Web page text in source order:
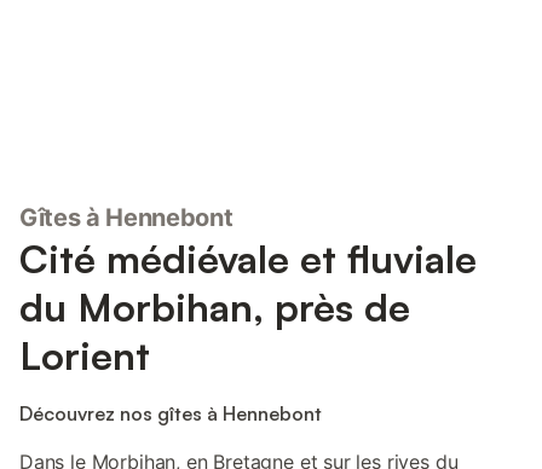
Gîtes à Hennebont
Cité médiévale et fluviale
du Morbihan, près de
Lorient
Découvrez nos gîtes à Hennebont
Dans le Morbihan, en Bretagne et sur les rives du